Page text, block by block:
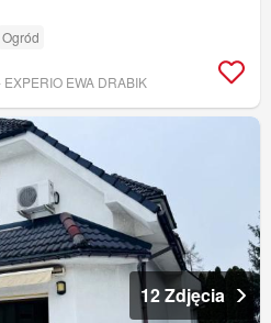
Ogród
EWA DRABIK
12 Zdjęcia